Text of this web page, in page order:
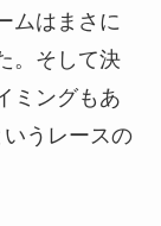
ムはまさに
。そして決
ミングもあ
うレースの